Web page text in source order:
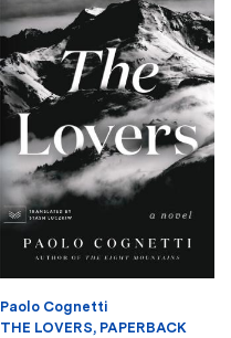
Paolo Cognetti
THE LOVERS, PAPERBACK